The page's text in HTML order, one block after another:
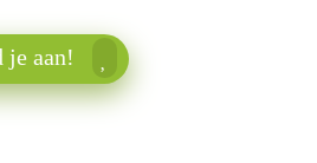
je aan!